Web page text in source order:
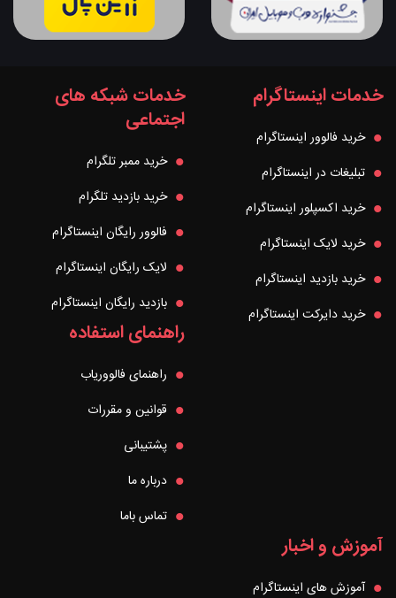
خدمات اینستاگرام
خرید فالوور اینستاگرام
تبلیغات در اینستاگرام
خرید اکسپلور اینستاگرام
خرید لایک اینستاگرام
خرید بازدید اینستاگرام
خرید دایرکت اینستاگرام
خدمات شبکه های
اجتماعی
خرید ممبر تلگرام
خرید بازدید تلگرام
فالوور رایگان اینستاگرام
لایک رایگان اینستاگرام
بازدید رایگان اینستاگرام
راهنمای استفاده
راهنمای فالووریاب
قوانین و مقررات
پشتیبانی
درباره ما
تماس باما
آموزش و اخبار
آموزش های اینستاگرام